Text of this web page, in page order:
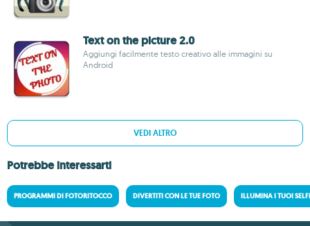
Text on the picture 2.0
Aggiungi facilmente testo creativo alle immagini su
Android
VEDI ALTRO
Potrebbe interessarti
PROGRAMMI DI FOTORITOCCO DIVERTITI CON LE TUE FOTO ILLUMINA I TUOI